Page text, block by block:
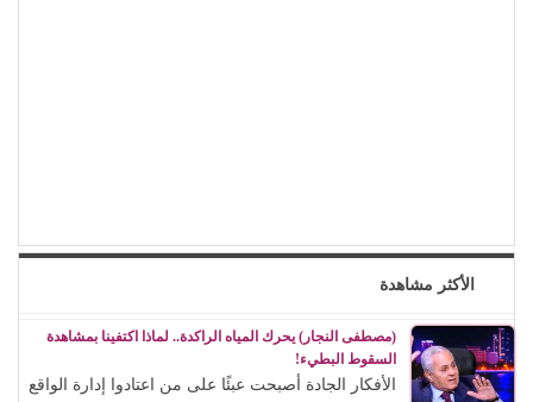
الأكثر مشاهدة
(مصطفى النجار) يحرك المياه الراكدة.. لماذا اكتفينا بمشاهدة
السقوط البطيء!
الأفكار الجادة أصبحت عبئًا على من اعتادوا إدارة الواقع